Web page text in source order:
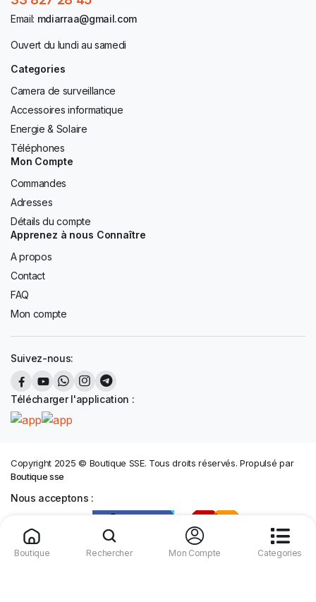
Email: mdiarraa@gmail.com
Ouvert du lundi au samedi
Categories
Camera de surveillance
Accessoires informatique
Energie & Solaire
Téléphones
Mon Compte
Commandes
Adresses
Détails du compte
Apprenez à nous Connaître
A propos
Contact
FAQ
Mon compte
Suivez-nous:
Télécharger l'application :
Copyright 2025 © Boutique SSE. Tous droits réservés. Propulsé par
Boutique sse
Nous acceptons :
Boutique Rechercher Mon Compte Categories
English